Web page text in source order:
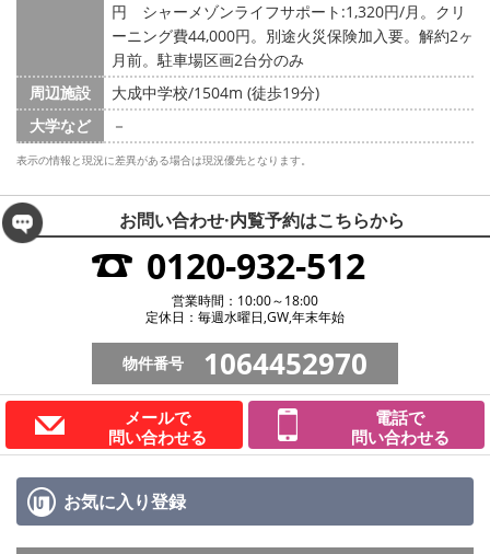
円
シャーメゾンライフサポート:1,320円/月。クリ
ーニング費44,000円。別途火災保険加入要。解約2ヶ
月前。駐車場区画2台分のみ
周辺施設
大成中学校/1504m (徒歩19分)
大学など
－
表示の情報と現況に差異がある場合は現況優先となります。
お問い合わせ·内覧予約はこちらから
0120-932-512
営業時間：10:00～18:00
定休日：毎週水曜日,GW,年末年始
物件番号 1064452970
メールで
問い合わせる
電話で
問い合わせる
お気に入り登録